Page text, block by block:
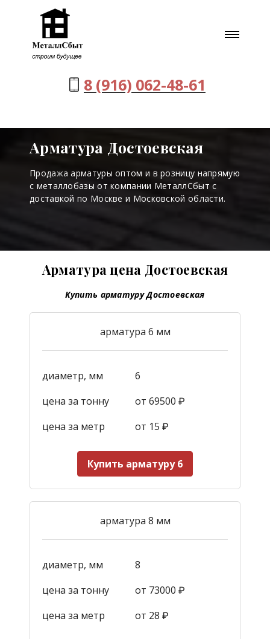
8 (916) 062-48-61
Арматура Достоевская
Продажа арматуры оптом и в розницу напрямую
с металлобазы от компании МеталлСбыт с
доставкой по Москве и Московской области.
Арматура цена Достоевская
Купить арматуру Достоевская
арматура 6 мм
диаметр, мм
6
цена за тонну
от 69500 ₽
цена за метр
от 15 ₽
Купить арматуру 6
арматура 8 мм
диаметр, мм
8
цена за тонну
от 73000 ₽
цена за метр
от 28 ₽